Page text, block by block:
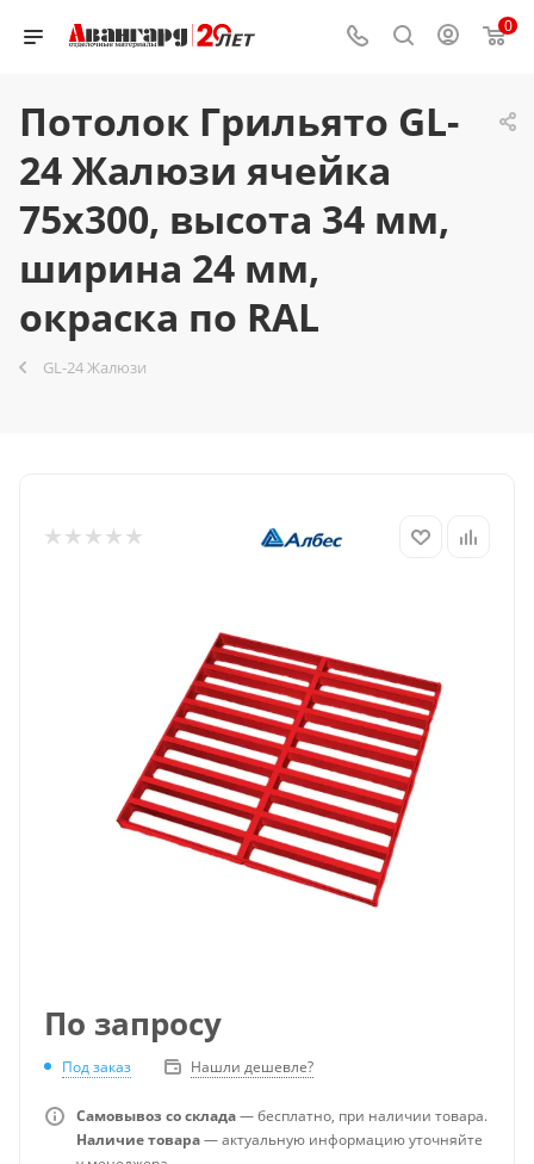
0
Потолок Грильято GL-
24 Жалюзи ячейка
75x300, высота 34 мм,
ширина 24 мм,
окраска по RAL
GL-24 Жалюзи
По запросу
Под заказ Нашли дешевле?
Самовывоз со склада— бесплатно, при наличии товара.
Наличие товара— актуальную информацию уточняйте